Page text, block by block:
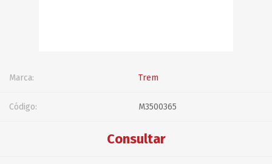
Marca: Trem
Código: M3500365
Consultar